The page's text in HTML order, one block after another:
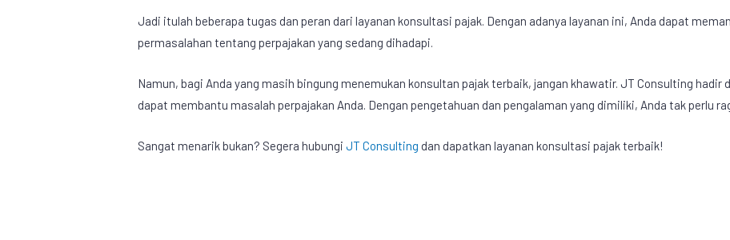
Jadi itulah beberapa tugas dan peran darilayanan konsultasi pajak. Dengan adanya layanan ini, Anda dapat
permasalahan tentang perpajakan yang sedang dihadapi.
Namun, bagi Anda yang masih bingung menemukan konsultan pajak terbaik, jangan khawatir. JT Consulting hadir
dapat membantu masalah perpajakan Anda. Dengan pengetahuan dan pengalaman yang dimiliki, Anda tak perlu
Sangat menarik bukan? Segera hubungiJT Consulting dan dapatkan layanan konsultasi pajak terbaik!